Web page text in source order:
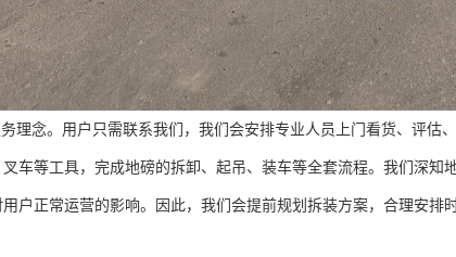
理念。用户只需联系我们，我们会安排专业人员上门看货、评估
车等工具，完成地磅的拆卸、起吊、装车等全套流程。我们深知
户正常运营的影响。因此，我们会提前规划拆装方案，合理安排